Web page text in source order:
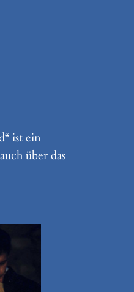
ist ein
über das